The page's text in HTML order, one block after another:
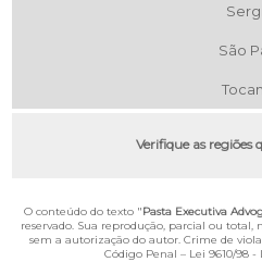
São
Verifique as regiões
O conteúdo do texto "Pasta Executiva
reservado. Sua reprodução, parcial ou total,
sem a autorização do autor. Crime de
Código Penal – Lei 9610/98